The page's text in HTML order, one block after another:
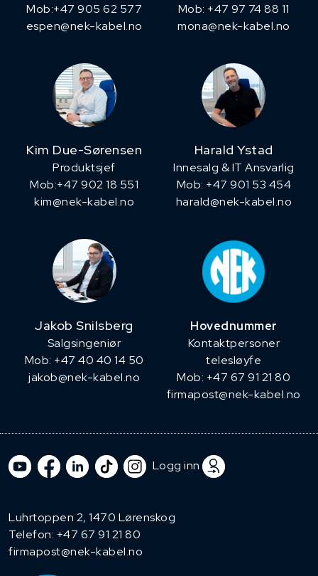
Mob:+47 905 62 577
espen@nek-kabel.no
Mob: +47 97 74 88 11
mona@nek-kabel.no
Kim Due-Sørensen
Produktsjef
​Mob:+47 902 18 551
kim@nek-kabel.no
Harald Ystad
Innesalg & IT Ansvarlig
Mob: +47 901 53 454
harald@nek-kabel.no
Jakob Snilsberg
​Salgsingeniør
Mob: +47 40 40 14 50
jakob@nek-kabel.no
Hovednummer
Kontaktpersoner
telesløyfe
Mob: +47 67 91 21 80
firmapost@nek-kabel.no
Logg inn
Luhrtoppen 2, 1470 Lørenskog
Telefon: +47 67 91 21 80
firmapost@nek-kabel.no